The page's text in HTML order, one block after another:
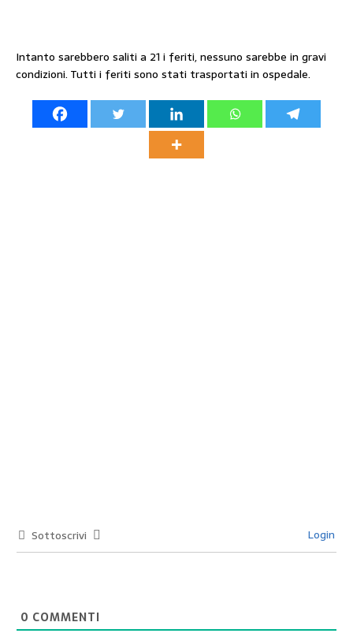
Intanto sarebbero saliti a 21 i feriti, nessuno sarebbe in gravi
condizioni. Tutti i feriti sono stati trasportati in ospedale.
Sottoscrivi Login
0 COMMENTI